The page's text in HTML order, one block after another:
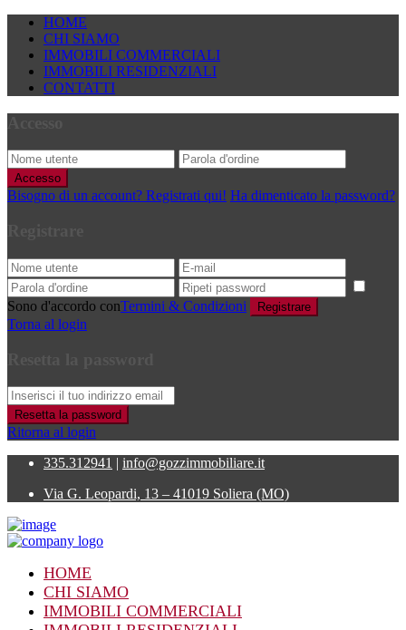
HOME
CHI SIAMO
IMMOBILI COMMERCIALI
IMMOBILI RESIDENZIALI
CONTATTI
Accesso
Bisogno di un account? Registrati qui! Ha dimenticato la password?
Sono d'accordo conTermini & Condizioni Registrare
Torna al login
Resetta la password
Ritorna al login
335.312941 | info@gozzimmobiliare.it
Via G. Leopardi, 13 – 41019 Soliera (MO)
HOME
CHI SIAMO
IMMOBILI COMMERCIALI